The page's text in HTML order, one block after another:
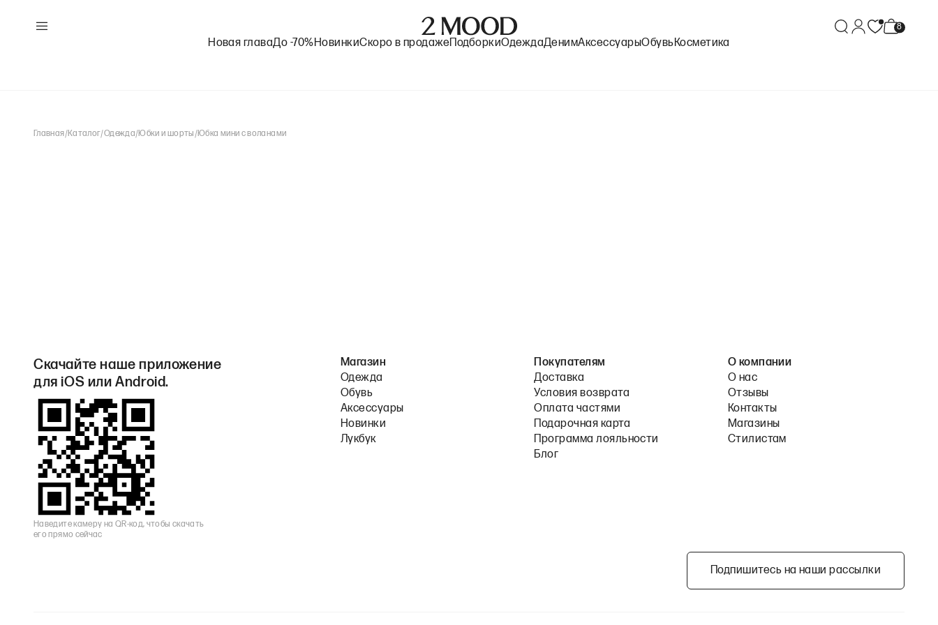
Новая главаДо -70%НовинкиСкоро в продаже ПодборкиОдеждаДенимАксессуарыОбувь Косметика
Главная/Каталог/Одежда/Юбки и шорты /Юбка мини с воланами
Скачайте наше приложение
для iOS или Android.
Наведите камеру на QR-код, чтобы скачать
его прямо сейчас
Магазин
Одежда
Обувь
Аксессуары
Новинки
Лукбук
Покупателям
Доставка
Условия возврата
Оплата частями
Подарочная карта
Программа лояльности
Блог
О компании
О нас
Отзывы
Контакты
Магазины
Стилистам
Подпишитесь на наши рассылки